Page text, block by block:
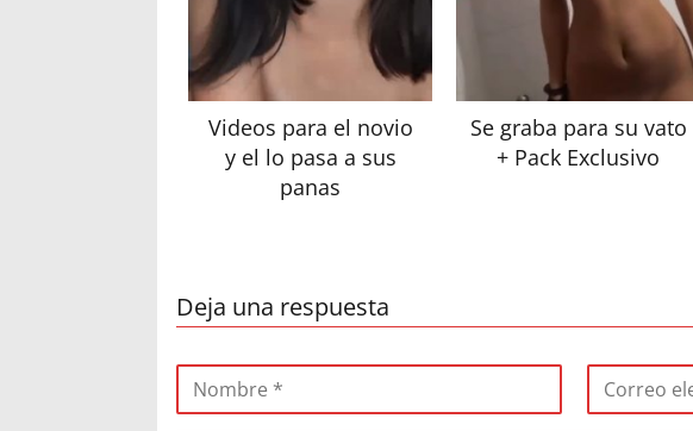
Videos para el novio
y el lo pasa a sus
panas
Se graba para su vato
+ Pack Exclusivo
Deja una respuesta